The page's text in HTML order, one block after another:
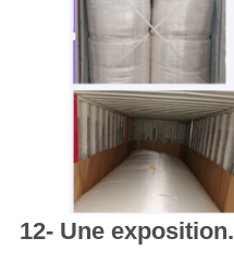
12- Une exposition.